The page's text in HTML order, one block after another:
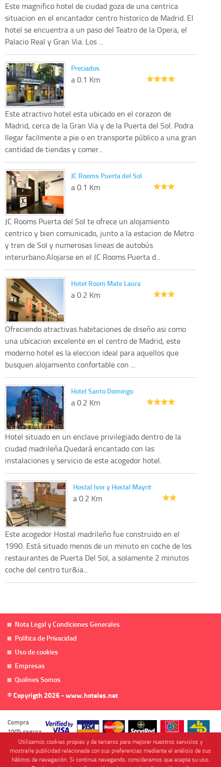
Este magnifico hotel de ciudad goza de una centrica
situacion en el encantador centro historico de Madrid. El
hotel se encuentra a un paso del Teatro de la Opera, el
Palacio Real y Gran Via. Los ...
Preciados
a 0.1 Km
Este atractivo hotel esta ubicado en el corazon de
Madrid, cerca de la Gran Via y de la Puerta del Sol. Podra
llegar facilmente a pie o en transporte público a una gran
cantidad de tiendas y comer...
JC Rooms Puerta del Sol
a 0.1 Km
JC Rooms Puerta del Sol te ofrece un alojamiento
centrico y bien comunicado, junto a la estacion de Metro
y tren de Sol y numerosas lineas de autobús
interurbano.Alojarse en el JC Rooms Puerta d...
Hotel Room Mate Laura
a 0.2 Km
Ofreciendo atractivas habitaciones de diseño asi como
una ubicacion excelente en el centro de Madrid, este
moderno hotel es la eleccion ideal para aquellos que
busquen alojamiento confortable con ...
Hotel Santo Domingo
a 0.2 Km
Hotel situado en un enclave privilegiado dentro de la
ciudad madrileña.Quedará encantado con las
instalaciones y servicio de este acogedor hotel.
Hostal Ivor y Hostal Mayrit
a 0.2 Km
Este acogedor Hostal madrileño fue construido en el
1990. Está situado menos de un minuto en coche de los
restaurantes de Puerta Del Sol, a solamente 2 minutos
coche del centro tur&ia...
Nota Legal y Condiciones Generales
Política de Privacidad
Uso de cookies
Empresas
Quiénes Somos
© Copyrigth 2026 - www.hoteles.net
Compra
100% segura
Utilizamos cookies propias y de terceros para mejorar nuestros servicios y
mostrarle publicidad relacionada con sus preferencias mediante el análisis de sus
hábitos de navegación. Si continua navegando, consideramos que acepta su uso.